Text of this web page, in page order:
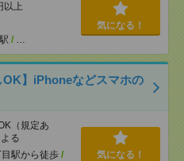
上
/ …
気になる！
OK】iPhoneなどスマホの
（規定あ
る
駅から徒歩 /
気になる！